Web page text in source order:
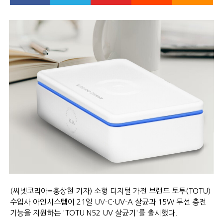
(씨넷코리아=홍상현 기자) 소형 디지털 가전 브랜드 토투(TOTU)
수입사 아인시스템이 21일 UV-C·UV-A 살균과 15W 무선 충전
기능을 지원하는 'TOTU N52 UV 살균기'를 출시했다.